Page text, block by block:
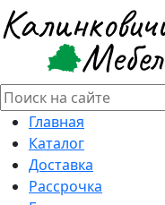
Главная
Каталог
Доставка
Рассрочка